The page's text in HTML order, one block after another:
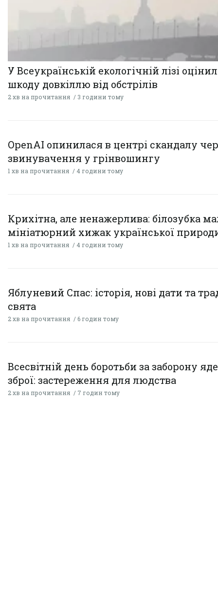
У Всеукраїнській екологічній лізі
шкоду довкіллю від обстрілів
2 хв на прочитання 3 години тому
OpenAI опинилася в центрі скандалу
звинувачення у грінвошингу
1 хв на прочитання 4 години тому
Крихітна, але ненажерлива: білозубка
мініатюрний хижак української
1 хв на прочитання 4 години тому
Яблуневий Спас: історія, нові дати та
свята
2 хв на прочитання 6 годин тому
Всесвітній день боротьби за заборону
зброї: застереження для людства
2 хв на прочитання 7 годин тому